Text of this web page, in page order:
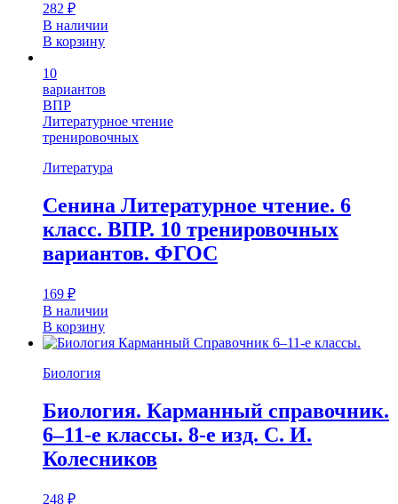
282 ₽
В наличии
В корзину
10
вариантов
ВПР
Литературное чтение
тренировочных
Литература
Сенина Литературное чтение. 6
класс. ВПР. 10 тренировочных
вариантов. ФГОС
169 ₽
В наличии
В корзину
Биология
Биология. Карманный справочник.
6–11-е классы. 8-е изд. С. И.
Колесников
248 ₽